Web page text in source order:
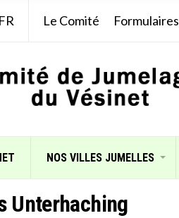
Le Comité Formulaires
NOS VILLES JUMELLES
Unterhaching